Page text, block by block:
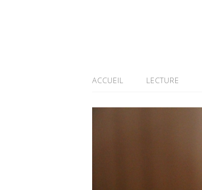
ACCUEIL LECTURE